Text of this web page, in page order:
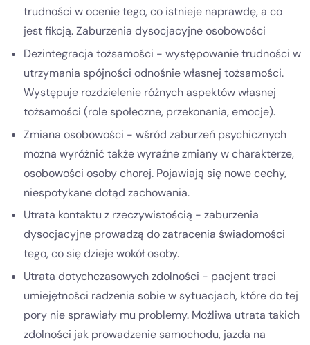
trudności w ocenie tego, co istnieje naprawdę, a co
jest fikcją. Zaburzenia dysocjacyjne osobowości
Dezintegracja tożsamości - występowanie trudności w
utrzymania spójności odnośnie własnej tożsamości.
Występuje rozdzielenie różnych aspektów własnej
tożsamości (role społeczne, przekonania, emocje).
Zmiana osobowości - wśród zaburzeń psychicznych
można wyróżnić także wyraźne zmiany w charakterze,
osobowości osoby chorej. Pojawiają się nowe cechy,
niespotykane dotąd zachowania.
Utrata kontaktu z rzeczywistością - zaburzenia
dysocjacyjne prowadzą do zatracenia świadomości
tego, co się dzieje wokół osoby.
Utrata dotychczasowych zdolności - pacjent traci
umiejętności radzenia sobie w sytuacjach, które do tej
pory nie sprawiały mu problemy. Możliwa utrata takich
zdolności jak prowadzenie samochodu, jazda na